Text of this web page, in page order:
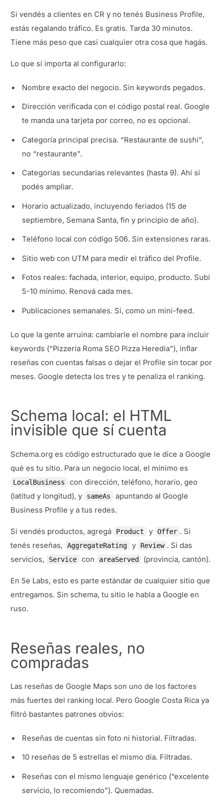
Si vendés a clientes en CR y no tenés Business Profile,
estás regalando tráfico. Es gratis. Tarda 30 minutos.
Tiene más peso que casi cualquier otra cosa que hagás.
Lo que sí importa al configurarlo:
Nombre exacto del negocio. Sin keywords pegados.
Dirección verificada con el código postal real. Google
te manda una tarjeta por correo, no es opcional.
Categoría principal precisa. “Restaurante de sushi”,
no “restaurante”.
Categorías secundarias relevantes (hasta 9). Ahí sí
podés ampliar.
Horario actualizado, incluyendo feriados (15 de
septiembre, Semana Santa, fin y principio de año).
Teléfono local con código 506. Sin extensiones raras.
Sitio web con UTM para medir el tráfico del Profile.
Fotos reales: fachada, interior, equipo, producto. Subí
5-10 mínimo. Renová cada mes.
Publicaciones semanales. Sí, como un mini-feed.
Lo que la gente arruina: cambiarle el nombre para incluir
keywords (“Pizzería Roma SEO Pizza Heredia”), inflar
reseñas con cuentas falsas o dejar el Profile sin tocar por
meses. Google detecta los tres y te penaliza el ranking.
Schema local: el HTML
invisible que sí cuenta
Schema.org es código estructurado que le dice a Google
qué es tu sitio. Para un negocio local, el mínimo es
LocalBusiness
con dirección, teléfono, horario, geo
(latitud y longitud), y
sameAs
apuntando al Google
Business Profile y a tus redes.
Si vendés productos, agregá Product y Offer . Si
tenés reseñas,
AggregateRating y Review . Si das
servicios,
Service con areaServed (provincia, cantón).
En 5e Labs, esto es parte estándar de cualquier sitio que
entregamos. Sin schema, tu sitio le habla a Google en
ruso.
Reseñas reales, no
compradas
Las reseñas de Google Maps son uno de los factores
más fuertes del ranking local. Pero Google Costa Rica ya
filtró bastantes patrones obvios:
Reseñas de cuentas sin foto ni historial. Filtradas.
10 reseñas de 5 estrellas el mismo día. Filtradas.
Reseñas con el mismo lenguaje genérico (“excelente
servicio, lo recomiendo”). Quemadas.